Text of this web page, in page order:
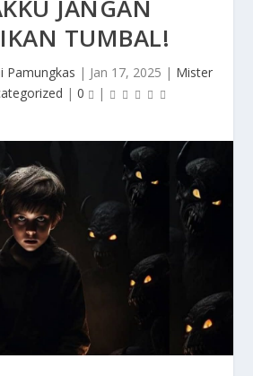
JANGAN
TUMBAL!
Pamungkas | Jan 17, 2025 | Mister
| 0 |